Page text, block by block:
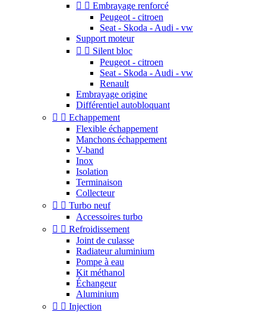
  Embrayage renforcé
Peugeot - citroen
Seat - Skoda - Audi - vw
Support moteur
  Silent bloc
Peugeot - citroen
Seat - Skoda - Audi - vw
Renault
Embrayage origine
Différentiel autobloquant
  Echappement
Flexible échappement
Manchons échappement
V-band
Inox
Isolation
Terminaison
Collecteur
  Turbo neuf
Accessoires turbo
  Refroidissement
Joint de culasse
Radiateur aluminium
Pompe à eau
Kit méthanol
Échangeur
Aluminium
  Injection